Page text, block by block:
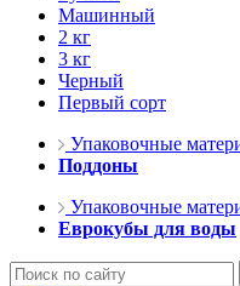
Машинный
2 кг
3 кг
Черный
Первый сорт
Упаковочные
Поддоны
Упаковочные
Еврокубы для воды